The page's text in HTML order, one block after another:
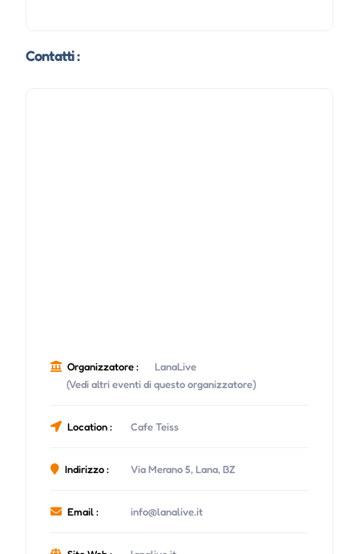
Contatti :
Organizzatore :
LanaLive
(Vedi altri eventi di questo organizzatore)
Location : Cafe Teiss
Indirizzo : Via Merano 5, Lana, BZ
Email : info@lanalive.it